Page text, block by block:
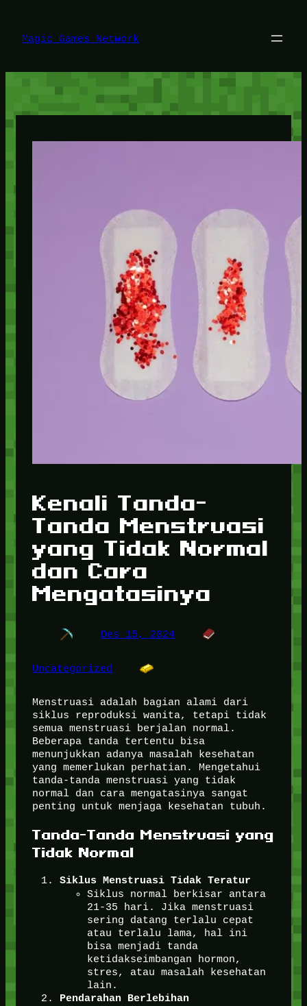
konten
Magic Games Network
Kenali Tanda-
Tanda Menstruasi
yang Tidak Normal
dan Cara
Mengatasinya
Des 15, 2024
Uncategorized
Menstruasi adalah bagian alami dari
siklus reproduksi wanita, tetapi tidak
semua menstruasi berjalan normal.
Beberapa tanda tertentu bisa
menunjukkan adanya masalah kesehatan
yang memerlukan perhatian. Mengetahui
tanda-tanda menstruasi yang tidak
normal dan cara mengatasinya sangat
penting untuk menjaga kesehatan tubuh.
Tanda-Tanda Menstruasi yang
Tidak Normal
Siklus Menstruasi Tidak Teratur
Siklus normal berkisar antara
21-35 hari. Jika menstruasi
sering datang terlalu cepat
atau terlalu lama, hal ini
bisa menjadi tanda
ketidakseimbangan hormon,
stres, atau masalah kesehatan
lain.
Pendarahan Berlebihan